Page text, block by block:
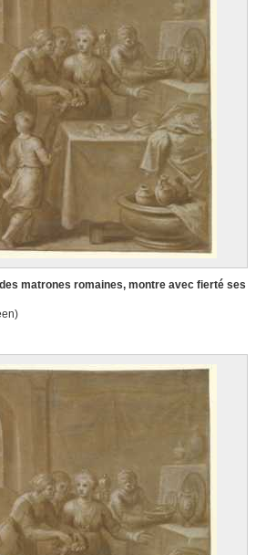
matrones romaines, montre avec fierté ses